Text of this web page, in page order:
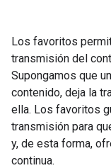
Los favoritos
transmisión del
Supongamos que
contenido, deja la
ella. Los favoritos
transmisión para
y, de esta forma,
continua.